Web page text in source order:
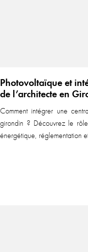
Photovoltaïque et
de l’architecte en
Comment intégrer une
girondin ? Découvrez le
énergétique, réglementation